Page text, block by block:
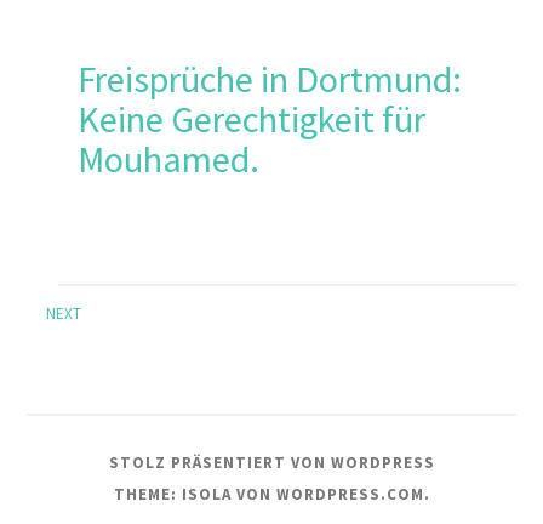
Freisprüche in Dortmund:
Keine Gerechtigkeit für
Mouhamed.
NEXT
STOLZ PRÄSENTIERT VON WORDPRESS
THEME: ISOLA VON WORDPRESS.COM.